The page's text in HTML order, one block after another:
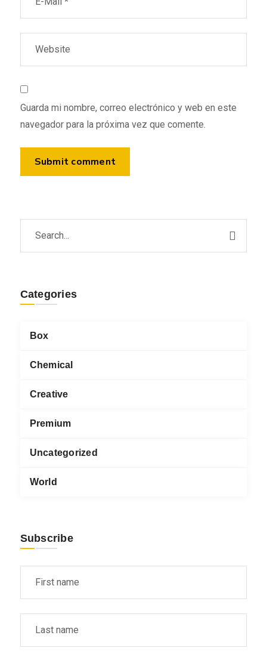
Guarda mi nombre, correo electrónico y web en este
navegador para la próxima vez que comente.
Categories
Box
Chemical
Creative
Premium
Uncategorized
World
Subscribe